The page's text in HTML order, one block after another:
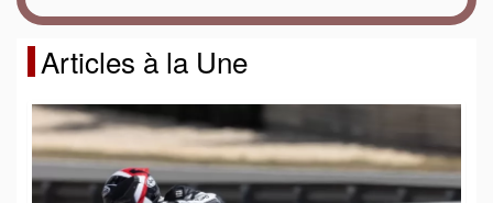
Articles à la Une